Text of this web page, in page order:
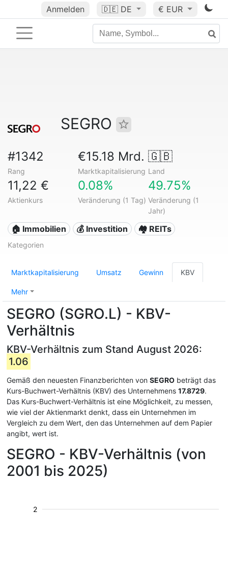
Anmelden 🇩🇪 DE € EUR
SEGRO
#1342
Rang
€15.18 Mrd.
Marktkapitalisierung
🇬🇧
Land
11,22 €
Aktienkurs
0.08%
Veränderung (1 Tag)
49.75%
Veränderung (1
Jahr)
🏠 Immobilien 💰 Investition 🏘️ REITs
Kategorien
Marktkapitalisierung Umsatz Gewinn KBV
Mehr
SEGRO (SGRO.L) - KBV-
Verhältnis
KBV-Verhältnis zum Stand August 2026:
1.06
Gemäß den neuesten Finanzberichten von SEGRO beträgt das
Kurs-Buchwert-Verhältnis (KBV) des Unternehmens 17.8729.
Das Kurs-Buchwert-Verhältnis ist eine Möglichkeit, zu messen,
wie viel der Aktienmarkt denkt, dass ein Unternehmen im
Vergleich zu dem Wert, den das Unternehmen auf dem Papier
angibt, wert ist.
SEGRO - KBV-Verhältnis (von
2001 bis 2025)
2